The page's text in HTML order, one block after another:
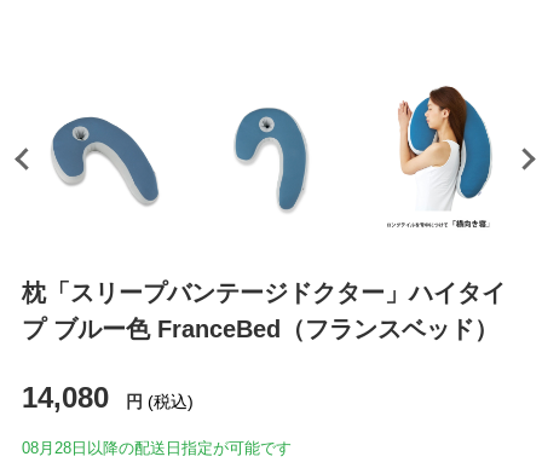
枕「スリープバンテージドクター」ハイタイ
プ ブルー色 FranceBed（フランスベッド）
14,080 円 (税込)
08月28日 以降の配送日指定が可能です